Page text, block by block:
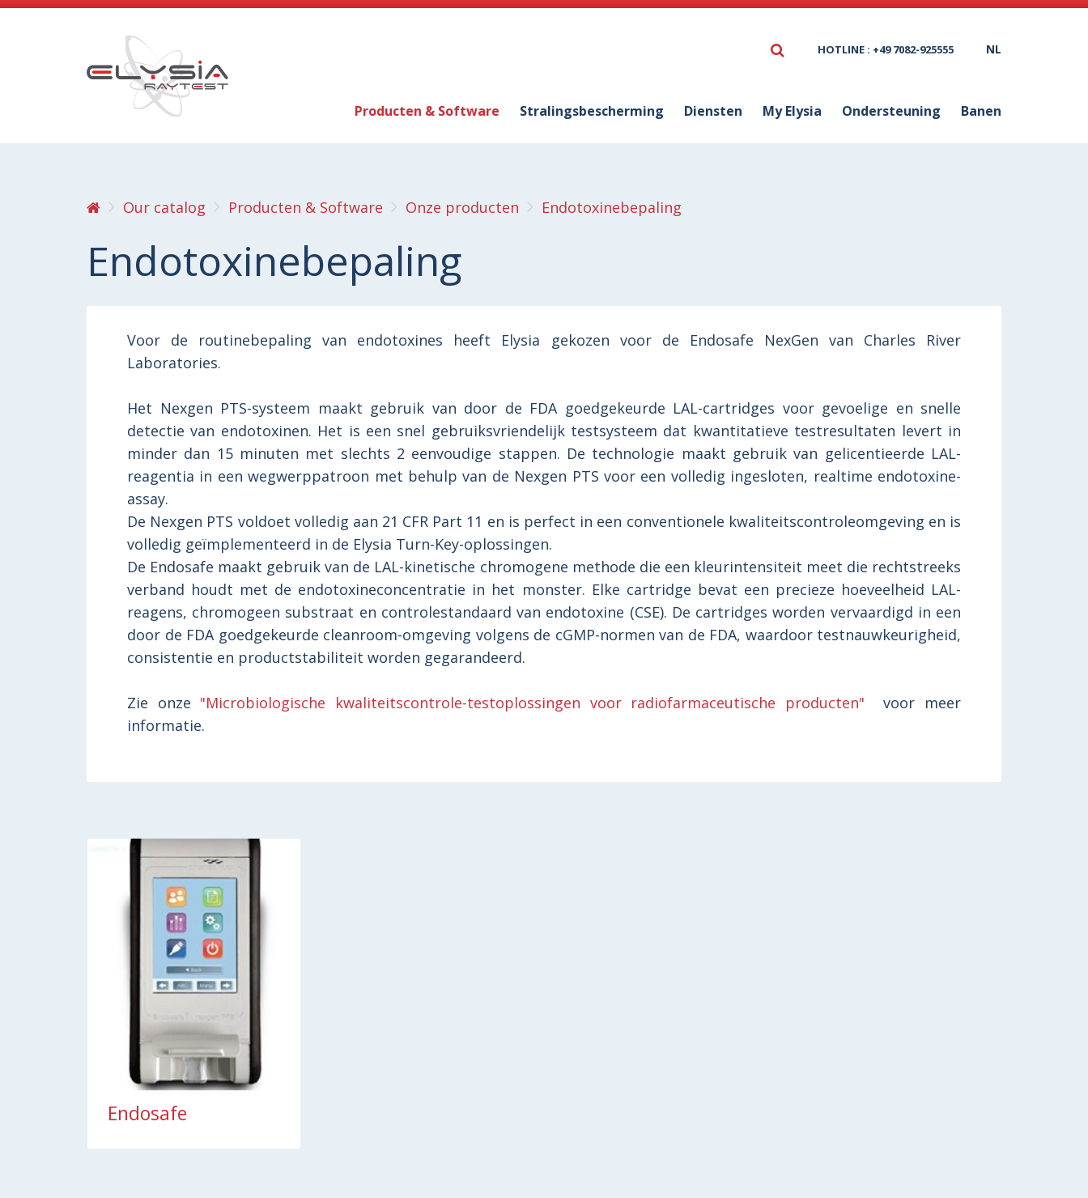
HOTLINE : +49 7082-925555 NL
Producten & Software Stralingsbescherming Diensten My Elysia Ondersteuning Banen
Our catalog Producten & Software Onze producten Endotoxinebepaling
Endotoxinebepaling
Voor de routinebepaling van endotoxines heeft Elysia gekozen voor de Endosafe NexGen van Charles River
Laboratories.
Het Nexgen PTS-systeem maakt gebruik van door de FDA goedgekeurde LAL-cartridges voor gevoelige en snelle
detectie van endotoxinen. Het is een snel gebruiksvriendelijk testsysteem dat kwantitatieve testresultaten levert in
minder dan 15 minuten met slechts 2 eenvoudige stappen. De technologie maakt gebruik van gelicentieerde LAL-
reagentia in een wegwerppatroon met behulp van de Nexgen PTS voor een volledig ingesloten, realtime endotoxine-
assay.
De Nexgen PTS voldoet volledig aan 21 CFR Part 11 en is perfect in een conventionele kwaliteitscontroleomgeving en is
volledig geïmplementeerd in de Elysia Turn-Key-oplossingen.
De Endosafe maakt gebruik van de LAL-kinetische chromogene methode die een kleurintensiteit meet die rechtstreeks
verband houdt met de endotoxineconcentratie in het monster. Elke cartridge bevat een precieze hoeveelheid LAL-
reagens, chromogeen substraat en controlestandaard van endotoxine (CSE). De cartridges worden vervaardigd in een
door de FDA goedgekeurde cleanroom-omgeving volgens de cGMP-normen van de FDA, waardoor testnauwkeurigheid,
consistentie en productstabiliteit worden gegarandeerd.
Zie onze "Microbiologische kwaliteitscontrole-testoplossingen voor radiofarmaceutische producten" voor meer
informatie.
Endosafe